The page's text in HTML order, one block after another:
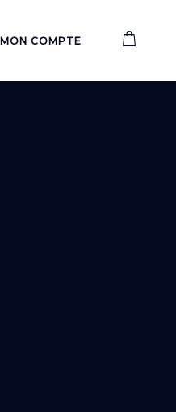
MON COMPTE